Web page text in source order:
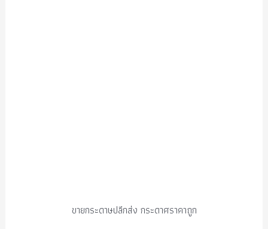
ขายกระดาษปลีกส่ง กระดาศราคาถูก